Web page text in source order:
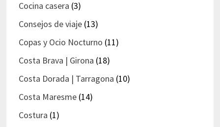
Cocina casera (3)
Consejos de viaje(13)
Copas y Ocio Nocturno (11)
Costa Brava | Girona (18)
Costa Dorada | Tarragona (10)
Costa Maresme(14)
Costura (1)